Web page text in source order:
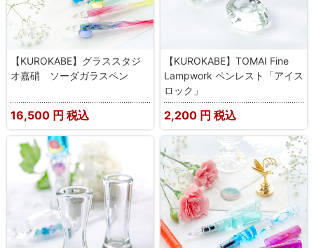
【KUROKABE】グラススタジ
オ嘉硝 ソーダガラスペン
16,500 円 税込
【KUROKABE】TOMAI Fine
Lampwork ペンレスト「アイス
ロック」
2,200 円 税込